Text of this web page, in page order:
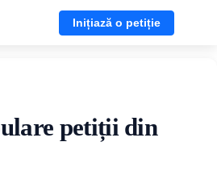
Inițiază o petiție
petiții din